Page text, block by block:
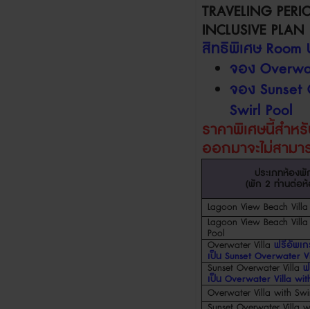
TRAVELING
INCLUSIVE PLAN
สิทธิพิเศษ Room
จอง
จอง
Swirl Pool
ราคาพิเศษนี้สำห
ออกมาจะไม่สาม
ประเภทห้องพั
(พัก 2 ท่านต่อ
Lagoon View Beach Villa
Lagoon View Beach
Pool
Overwater Villa ฟรีอัพเ
เป็น Sunset Overwater
Sunset Overwater Villa
เป็น Overwater Villa
Overwater Villa with